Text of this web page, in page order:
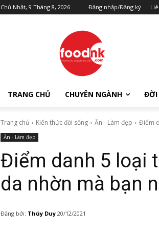
Chủ Nhật, 9 Tháng 8, 2026 Đăng nhập/Đăng ký
TRANG CHỦ CHUYÊN NGÀNH ĐỜI
Trang chủ Kiến thức đời sống Ăn - Làm đẹp Điểm
Ăn - Làm đẹp
Điểm danh 5 loại
da nhờn mà bạn
Đăng bởi: Thúy Duy 20/12/2021